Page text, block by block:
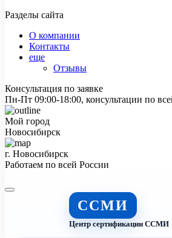
Разделы сайта
О компании
Контакты
еще
Отзывы
Консультация по заявке
Пн-Пт 09:00-18:00, консультации по
Мой город
Новосибирск
г. Новосибирск
Работаем по всей России
ССМИ
Центр сертификации ССМИ